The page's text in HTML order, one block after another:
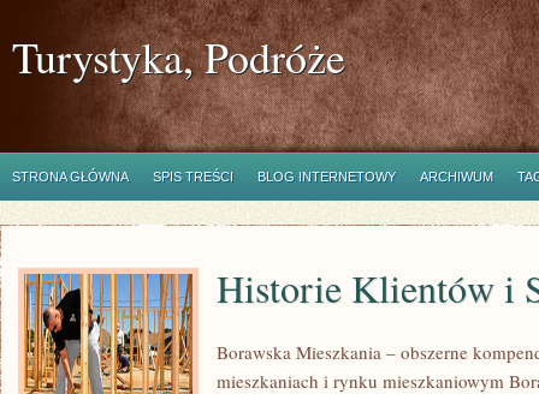
Turystyka, Podróże
STRONA GŁÓWNA SPIS TREŚCI BLOG INTERNETOWY ARCHIWUM
Historie Klientów i
Borawska Mieszkania – obszerne
mieszkaniach i rynku mieszkaniowym